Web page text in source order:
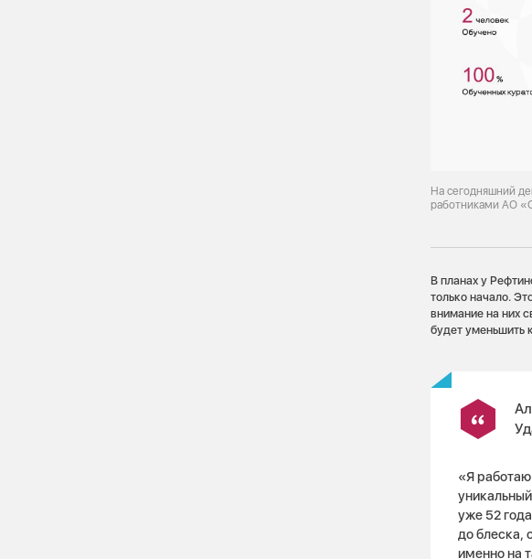
На сегодняшний
работниками АО
В планах у
только начало.
внимание на них
будет уменьшить
«Я
уже 52
до блеска,
именно на